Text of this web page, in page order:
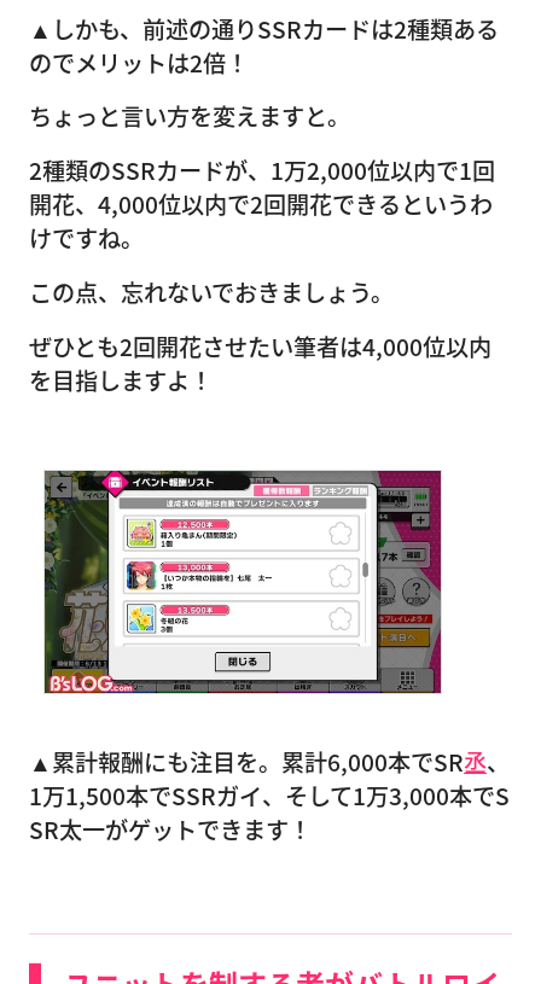
▲しかも、前述の通りSSRカードは2種類ある
のでメリットは2倍！
ちょっと言い方を変えますと。
2種類のSSRカードが、1万2,000位以内で1回
開花、4,000位以内で2回開花できるというわ
けですね。
この点、忘れないでおきましょう。
ぜひとも2回開花させたい筆者は4,000位以内
を目指しますよ！
▲累計報酬にも注目を。累計6,000本でSR丞、
1万1,500本でSSRガイ、そして1万3,000本でS
SR太一がゲットできます！